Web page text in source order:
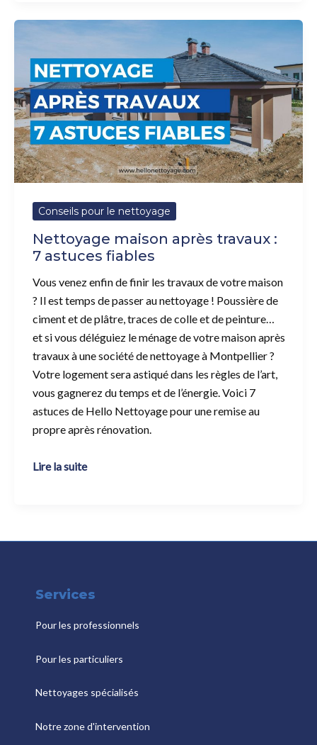
Conseils pour le nettoyage
Nettoyage maison après travaux :
7 astuces fiables
Vous venez enfin de finir les travaux de votre maison
? Il est temps de passer au nettoyage ! Poussière de
ciment et de plâtre, traces de colle et de peinture…
et si vous déléguiez le ménage de votre maison après
travaux à une société de nettoyage à Montpellier ?
Votre logement sera astiqué dans les règles de l’art,
vous gagnerez du temps et de l’énergie. Voici 7
astuces de Hello Nettoyage pour une remise au
propre après rénovation.
Nettoyage
après
travaux
7
astuces
fiables
Lire la suite
Services
Pour les professionnels
Pour les particuliers
Nettoyages spécialisés
Notre zone d'intervention